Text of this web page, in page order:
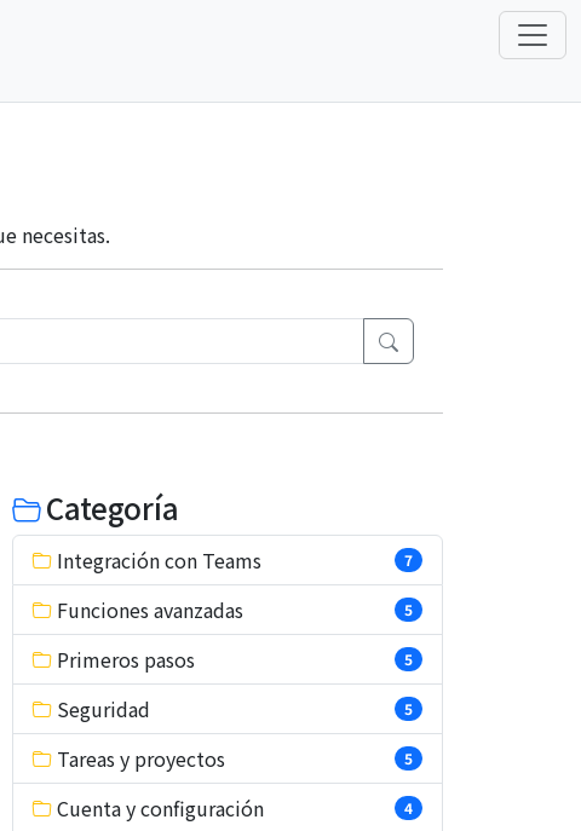
necesitas.
Categoría
Integración con Teams 7
Funciones avanzadas 5
Primeros pasos 5
Seguridad 5
Tareas y proyectos 5
Cuenta y configuración 4